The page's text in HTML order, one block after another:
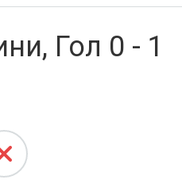
Гол 0 - 1